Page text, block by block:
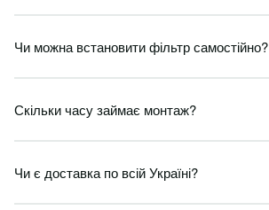
Чи можна встановити фільтр самостійно?
Скільки часу займає монтаж?
Чи є доставка по всій Україні?